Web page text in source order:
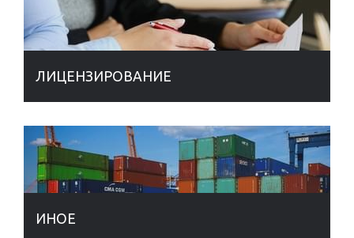
ЛИЦЕНЗИРОВАНИЕ
ИНОЕ